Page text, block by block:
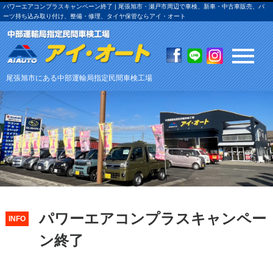
パワーエアコンプラスキャンペーン終了 | 尾張旭市・瀬戸市周辺で車検、新車・中古車販売、パ
ーツ持ち込み取り付け、整備・修理、タイヤ保管ならアイ・オート
尾張旭市にある中部運輸局指定民間車検工場
パワーエアコンプラスキャンペー
ン終了
INFO